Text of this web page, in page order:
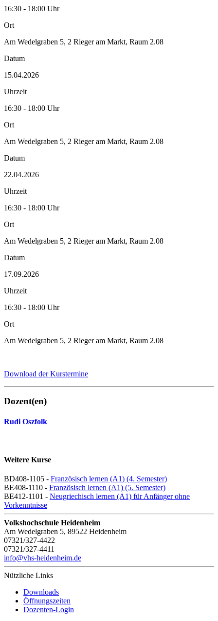
16:30 - 18:00 Uhr
Ort
Am Wedelgraben 5, 2 Rieger am Markt, Raum 2.08
Datum
15.04.2026
Uhrzeit
16:30 - 18:00 Uhr
Ort
Am Wedelgraben 5, 2 Rieger am Markt, Raum 2.08
Datum
22.04.2026
Uhrzeit
16:30 - 18:00 Uhr
Ort
Am Wedelgraben 5, 2 Rieger am Markt, Raum 2.08
Datum
17.09.2026
Uhrzeit
16:30 - 18:00 Uhr
Ort
Am Wedelgraben 5, 2 Rieger am Markt, Raum 2.08
Download der Kurstermine
Dozent(en)
Rudi Oszfolk
Weitere Kurse
BD408-1105 - Französisch lernen (A1) (4. Semester)
BE408-1110 - Französisch lernen (A1) (5. Semester)
BE412-1101 - Neugriechisch lernen (A1) für Anfänger ohne
Vorkenntnisse
Volkshochschule Heidenheim
Am Wedelgraben 5, 89522 Heidenheim
07321/327-4422
07321/327-4411
info@vhs-heidenheim.de
Nützliche Links
Downloads
Öffnungszeiten
Dozenten-Login